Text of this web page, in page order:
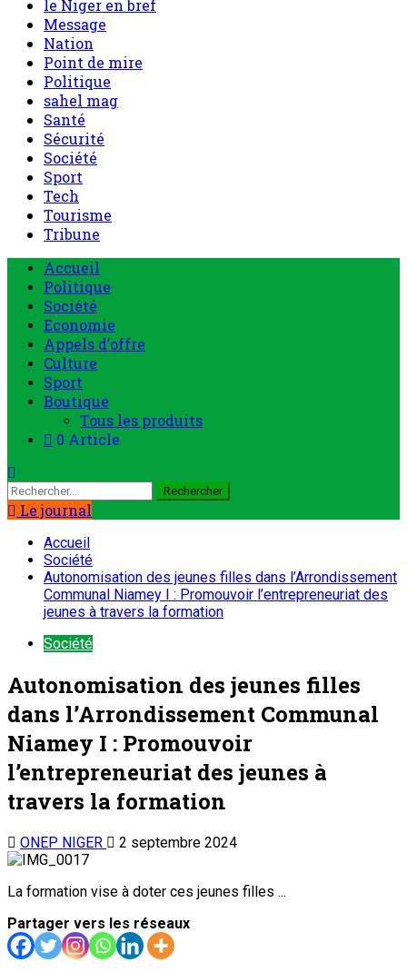
le Niger en bref
Message
Nation
Point de mire
Politique
sahel mag
Santé
Sécurité
Société
Sport
Tech
Tourisme
Tribune
Accueil
Politique
Société
Economie
Appels d’offre
Culture
Sport
Boutique
Tous les produits
0 Article
Le journal
Accueil
Société
Autonomisation des jeunes filles dans l’Arrondissement
Communal Niamey I : Promouvoir l’entrepreneuriat des
jeunes à travers la formation
Société
Autonomisation des jeunes filles
dans l’Arrondissement Communal
Niamey I : Promouvoir
l’entrepreneuriat des jeunes à
travers la formation
ONEP NIGER 2 septembre 2024
La formation vise à doter ces jeunes filles ...
Partager vers les réseaux